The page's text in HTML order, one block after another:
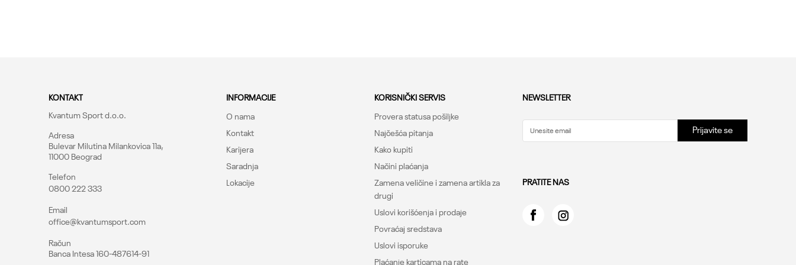
KONTAKT
Kvantum Sport d.o.o.
Adresa
Bulevar Milutina Milankovica 11a,
11000 Beograd
Telefon
0800 222 333
Email
office@kvantumsport.com
Račun
Banca Intesa 160-487614-91
INFORMACIJE
O nama
Kontakt
Karijera
Saradnja
Lokacije
KORISNIČKI SERVIS
Provera statusa pošiljke
Najčešća pitanja
Kako kupiti
Načini plaćanja
Zamena veličine i zamena artikla za
drugi
Uslovi korišćenja i prodaje
Povraćaj sredstava
Uslovi isporuke
Plaćanje karticama na rate
NEWSLETTER
Prijavite se
PRATITE NAS